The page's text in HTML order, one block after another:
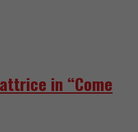
in “Come